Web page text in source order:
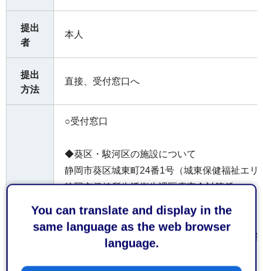
You can translate and display in the
same language as the web browser
language.
提出
者
本人
提出
方法
直接、受付窓口へ
受付
窓口
○受付窓口
◆葵区・駿河区の施設について
静岡市葵区城東町24番1号（城東保健福祉エリ
静岡市保健所生活衛生課医療安全対策係
◆清水区の施設について
静岡市清水区旭町6番8号（静岡市役所清水庁
静岡市保健所清水支所生活食品衛生係